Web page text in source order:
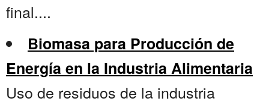
final....
Biomasa para Producción de
Energía en la Industria Alimentaria
Uso de residuos de la industria